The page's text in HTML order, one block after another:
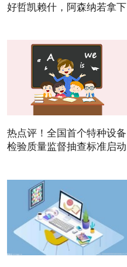
好哲凯赖什，阿森纳若拿下
热点评！全国首个特种设备
检验质量监督抽查标准启动